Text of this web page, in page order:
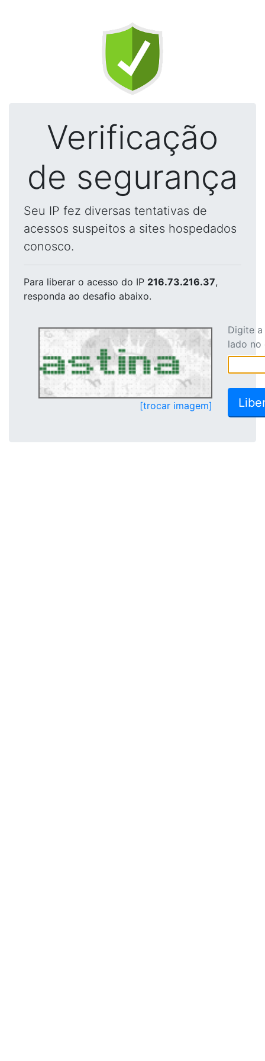
Verificação
de segurança
Seu IP fez diversas tentativas de
acessos suspeitos a sites hospedados
conosco.
Para liberar o acesso do IP 216.73.216.37,
responda ao desafio abaixo.
[trocar imagem]
Digite
lado no